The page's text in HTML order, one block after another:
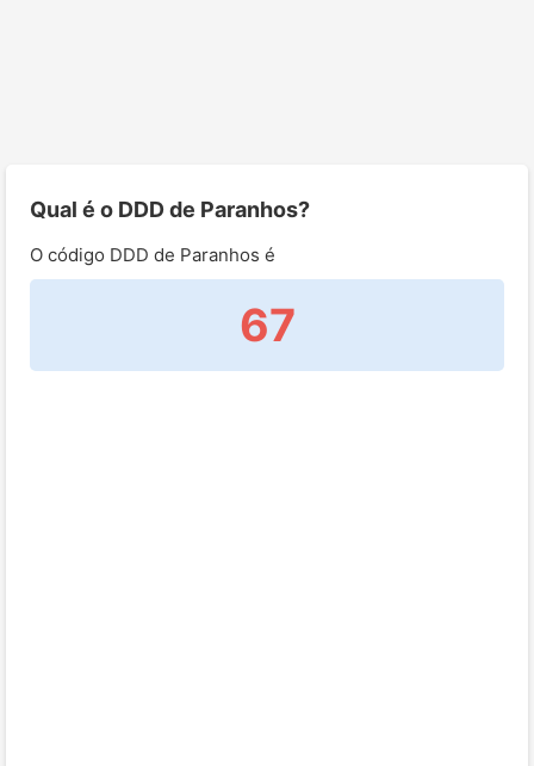
Qual é o DDD de Paranhos?
O código DDD de Paranhos é
67